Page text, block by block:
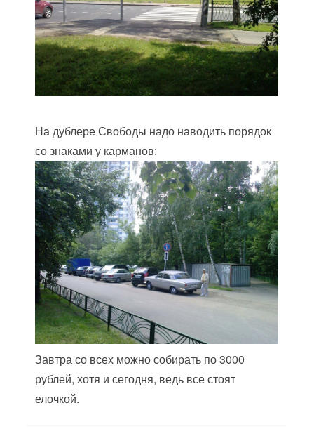
На дублере Свободы надо наводить порядок
со знаками у карманов:
Завтра со всех можно собирать по 3000
рублей, хотя и сегодня, ведь все стоят
елочкой.